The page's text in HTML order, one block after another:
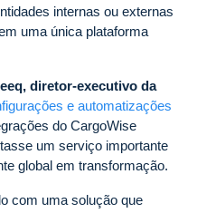
internas ou externas
uma única plataforma
diretor-executivo da
e automatizações
do CargoWise
um serviço importante
global em transformação.
com uma solução que